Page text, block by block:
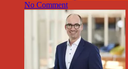
No Comment